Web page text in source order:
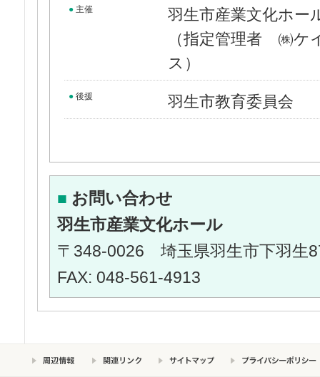
● 主催
羽生市産業文化ホー
（指定管理者 ㈱ケ
ス）
● 後援 羽生市教育委員会
■ お問い合わせ
羽生市産業文化ホール
〒348-0026 埼玉県羽生市下羽
FAX: 048-561-4913